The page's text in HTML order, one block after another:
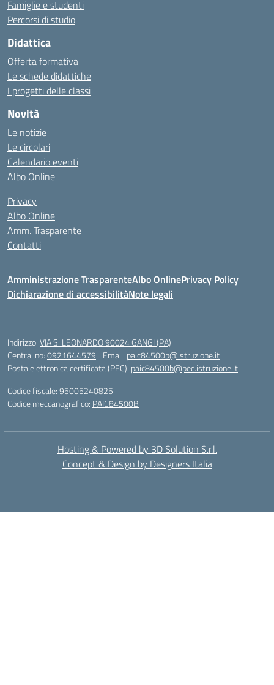
Famiglie e studenti
Percorsi di studio
Didattica
Offerta formativa
Le schede didattiche
I progetti delle classi
Novità
Le notizie
Le circolari
Calendario eventi
Albo Online
Privacy
Albo Online
Amm. Trasparente
Contatti
Amministrazione TrasparenteAlbo OnlinePrivacy Policy
Dichiarazione di accessibilitàNote legali
Indirizzo:VIA S. LEONARDO 90024 GANGI (PA)
Centralino:0921644579 Email: paic84500b@istruzione.it
Posta elettronica certificata (PEC): paic84500b@pec.istruzione.it
Codice fiscale: 95005240825
Codice meccanografico: PAIC84500B
Hosting & Powered by 3D Solution S.r.l.
Concept & Design by Designers Italia